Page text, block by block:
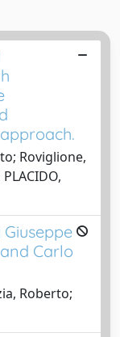
Roviglione,
Carlo
Roberto;